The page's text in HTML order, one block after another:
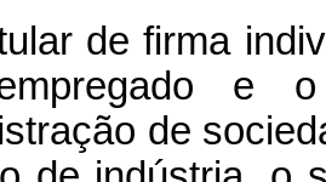
de firma
e
de